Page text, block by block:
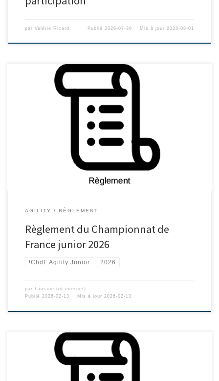
par Valérie Ricard Publié2026-07-30 Mis à jour2026-08-01
AGILITY RÈGLEMENT
Règlement du Championnat de
France junior 2026
!ChdF Agility Junior 2026
par
Laurane (gt-internet)
Publié 2026-02-13 Mis à jour 2026-02-13